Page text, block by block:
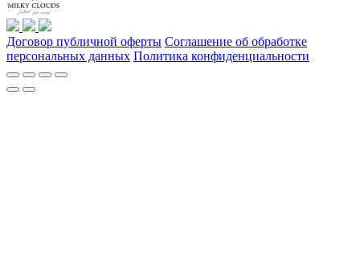
Договор публичной оферты Соглашение об обработке
персональных данных Политика конфиденциальности